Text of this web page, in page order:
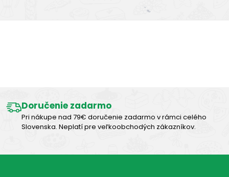
Doručenie zadarmo
Pri nákupe nad 79€ doručenie zadarmo v rámci celého
Slovenska. Neplatí pre veľkoobchodých zákazníkov.